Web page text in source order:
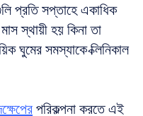
প্রতি সপ্তাহে একাধিক
স্থায়ী হয় কিনা তা
ঘুমের সমস্যাকে ক্লিনিকাল
পরিকল্পনা করতে এই